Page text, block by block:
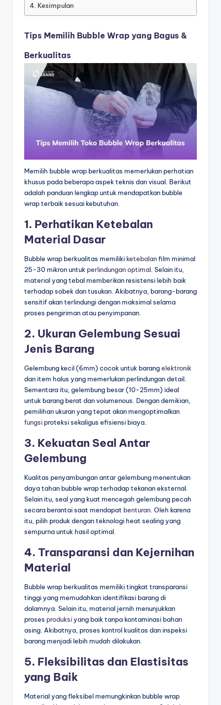
Kesimpulan
Tips Memilih Bubble Wrap yang Bagus &
Berkualitas
Memilih bubble wrap berkualitas memerlukan perhatian
khusus pada beberapa aspek teknis dan visual. Berikut
adalah panduan lengkap untuk mendapatkan bubble
wrap terbaik sesuai kebutuhan.
1. Perhatikan Ketebalan
Material Dasar
Bubble wrap berkualitas memiliki ketebalanfilm minimal
25-30 mikron untuk perlindungan optimal. Selain itu,
material yang tebal memberikan resistensi lebih baik
terhadap sobek dan tusukan. Akibatnya, barang-barang
sensitif akan terlindungi dengan maksimal selama
proses pengiriman atau penyimpanan.
2. Ukuran Gelembung Sesuai
Jenis Barang
Gelembung kecil (6mm) cocok untuk barangelektronik
dan item halus yang memerlukan perlindungan detail.
Sementara itu, gelembung besar (10-25mm) ideal
untuk barang berat dan volumenous. Dengan demikian,
pemilihan ukuran yang tepat akan mengoptimalkan
fungsi proteksi sekaligus efisiensi biaya.
3. Kekuatan Seal Antar
Gelembung
Kualitas penyambungan antar gelembung menentukan
daya tahan bubble wrap terhadap tekanan eksternal.
Selain itu, seal yang kuat mencegah gelembung pecah
secara berantai saat mendapat benturan. Oleh karena
itu, pilih produk dengan teknologi heat sealing yang
sempurna untuk hasil optimal.
4. Transparansi dan Kejernihan
Material
Bubble wrap berkualitas memiliki tingkat transparansi
tinggi yang memudahkan identifikasi barang di
dalamnya. Selain itu, material jernih menunjukkan
proses produksiyang baik tanpa kontaminasi bahan
asing. Akibatnya, proses kontrol kualitas dan inspeksi
barang menjadi lebih mudah dilakukan.
5. Fleksibilitas dan Elastisitas
yang Baik
Material yang fleksibel memungkinkan bubble wrap